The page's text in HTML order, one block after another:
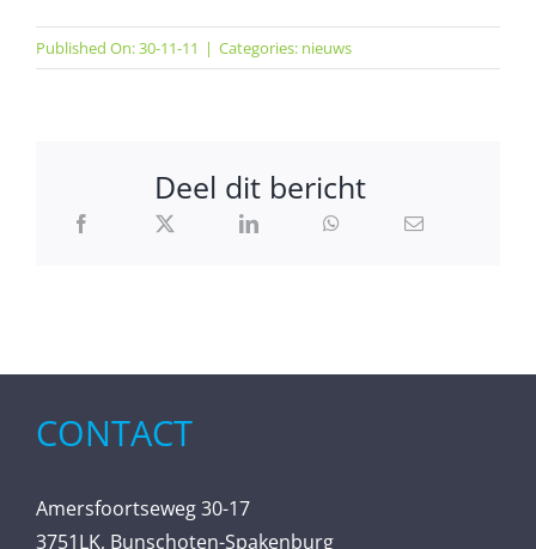
Published On: 30-11-11 | Categories: nieuws
Deel dit bericht
CONTACT
Amersfoortseweg 30-17
3751LK, Bunschoten-Spakenburg